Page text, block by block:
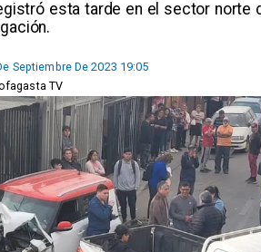
esta tarde en el sector norte
Septiembre De 2023 19:05
TV